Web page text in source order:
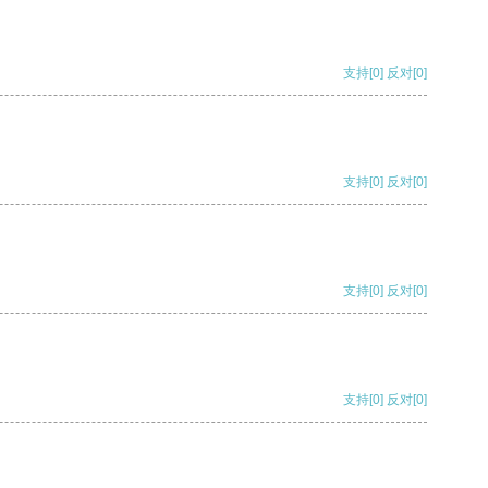
支持[0] 反对[0]
支持[0] 反对[0]
支持[0] 反对[0]
支持[0] 反对[0]